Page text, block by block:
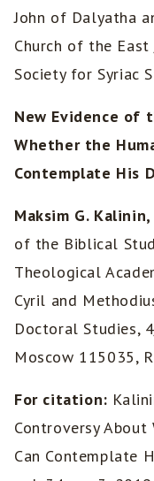
John of Dalyatha
Church of the
Society for Syriac
New Evidence of
Whether the
Contemplate His
Maksim G. Kalinin,
of the Biblical
Theological
Cyril and
Doctoral Studies,
Moscow 115035,
For citation:
Controversy
Can Contemplate